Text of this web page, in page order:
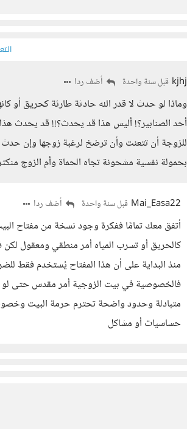
kjhj قبل سنة واحدة أضف ردا
وماذا لو حدث لا قدر الله حادثة طارئة كحريق أو
أحد الصنابير؟! أليس هذا قد يحدث؟!! قد يحدث
للزوجة أن تتعنت وأن ترضخ لرغبة زوجها وإن
بحمولة نفسية مشحونة تجاه الحماة وأم الزوج
Mai_Easa22 قبل سنة واحدة أضف ردا
أتفق معك تمامًا ففكرة وجود نسخة من مفتاح البيت
كالحريق أو تسرب المياه أمر منطقي ومعقول
منذ البداية على أن هذا المفتاح يُستخدم فقط
فالخصوصية في بيت الزوجية أمر مقدس حتى لو
متبادلة وحدود واضحة تحترم حرمة البيت
حساسيات أو مشاكل